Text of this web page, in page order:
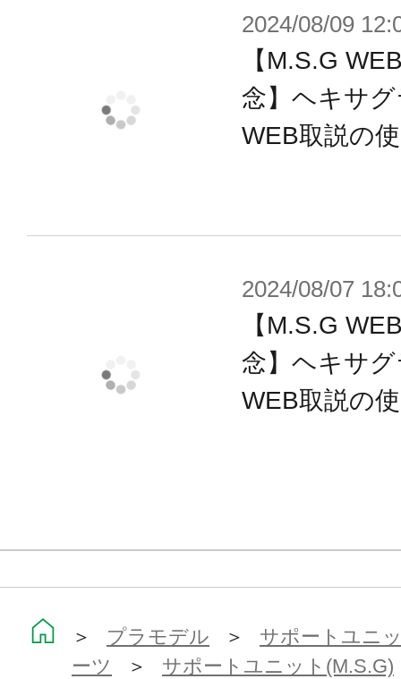
■電撃エフェクトが通常のクリアー
プルに、本体成型色がグレーからガ
ております。
■ライブアックス本体 ×1
■ベルト ×1
※本製品はお客様ご自身で組み立て
2024/08/09
【M.S.G
念】ヘキサ
WEB取説の
2024/08/07
【M.S.G
念】ヘキサ
WEB取説の
＞ プラモデル ＞ サポートユニ
ーツ
＞ サポートユニット(M.S.G)